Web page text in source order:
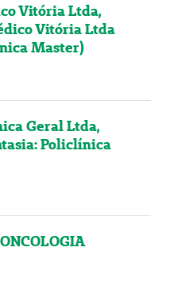
Vitória Ltda,
Vitória Ltda
Master)
Geral Ltda,
Policlínica